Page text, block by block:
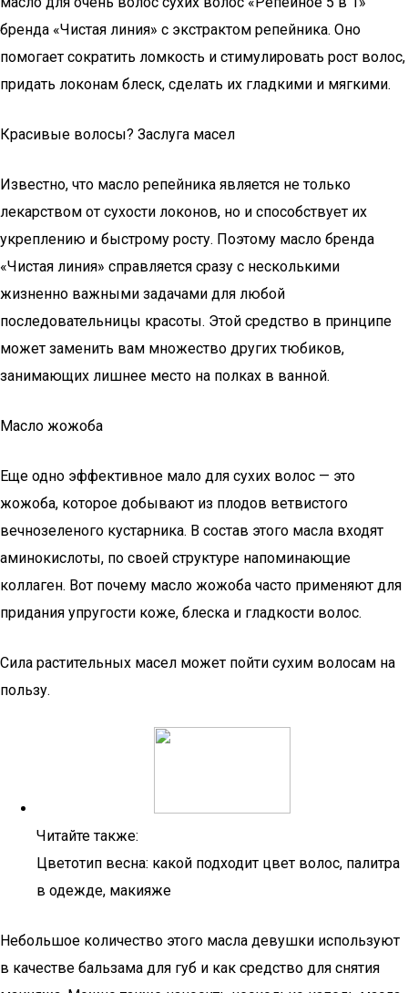
бренда «Чистая линия» с экстрактом репейника. Оно
помогает сократить ломкость и стимулировать рост волос,
придать локонам блеск, сделать их гладкими и мягкими.
Красивые волосы? Заслуга масел
Известно, что масло репейника является не только
лекарством от сухости локонов, но и способствует их
укреплению и быстрому росту. Поэтому масло бренда
«Чистая линия» справляется сразу с несколькими
жизненно важными задачами для любой
последовательницы красоты. Этой средство в принципе
может заменить вам множество других тюбиков,
занимающих лишнее место на полках в ванной.
Масло жожоба
Еще одно эффективное мало для сухих волос — это
жожоба, которое добывают из плодов ветвистого
вечнозеленого кустарника. В состав этого масла входят
аминокислоты, по своей структуре напоминающие
коллаген. Вот почему масло жожоба часто применяют для
придания упругости коже, блеска и гладкости волос.
Сила растительных масел может пойти сухим волосам на
пользу.
Читайте также:
Цветотип весна: какой подходит цвет волос, палитра
в одежде, макияже
Небольшое количество этого масла девушки используют
в качестве бальзама для губ и как средство для снятия